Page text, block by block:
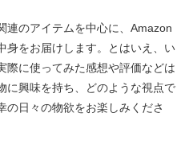
連のアイテムを中心に、Amazon
身をお届けします。とはいえ、い
際に使ってみた感想や評価などは
に興味を持ち、どのような視点で
の日々の物欲をお楽しみくださ